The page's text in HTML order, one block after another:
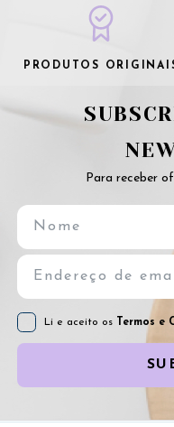
PRODUTOS
Para receber
Li e aceito os Termos e